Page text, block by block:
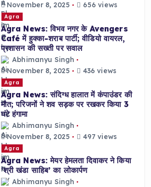
November 8, 2025
656 views
Agra
Agra News: विभव नगर के Avengers
Café में हुक्का-शराब पार्टी; वीडियो वायरल,
प्रशासन की सख्ती पर सवाल
Abhimanyu Singh
November 8, 2025
436 views
Agra
Agra News: संदिग्ध हालात में कंपाउंडर की
मौत; परिजनों ने शव सड़क पर रखकर किया 3
घंटे हंगामा
Abhimanyu Singh
November 8, 2025
497 views
Agra
Agra News: मेयर हेमलता दिवाकर ने किया
‘श्री खंडा साहिब’ का लोकार्पण
Abhimanyu Singh